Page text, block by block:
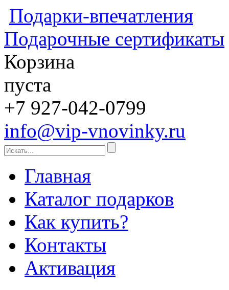
Подарки-впечатления
Подарочные сертификаты
Корзина
пуста
+7 927-042-0799
info@vip-vnovinky.ru
Главная
Каталог подарков
Как купить?
Контакты
Активация